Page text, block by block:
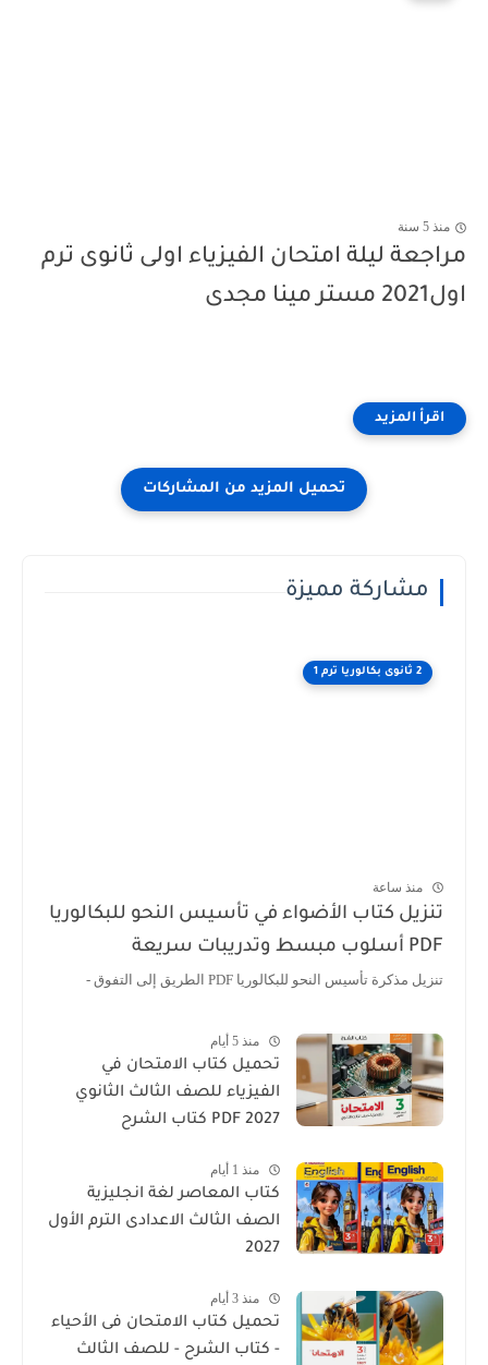
منذ 5 سنة
مراجعة ليلة امتحان الفيزياء اولى ثانوى ترم
اول2021 مستر مينا مجدى
مشاركة مميزة
2 ثانوى بكالوريا ترم 1
منذ ساعة
تنزيل كتاب الأضواء في تأسيس النحو للبكالوريا
PDF أسلوب مبسط وتدريبات سريعة
تنزيل مذكرة تأسيس النحو للبكالوريا PDF الطريق إلى التفوق -
منذ 5 أيام
تحميل كتاب الامتحان في
الفيزياء للصف الثالث الثانوي
2027 PDF كتاب الشرح
منذ 1 أيام
كتاب المعاصر لغة انجليزية
الصف الثالث الاعدادى الترم الأول
2027
منذ 3 أيام
تحميل كتاب الامتحان فى الأحياء
- كتاب الشرح - للصف الثالث